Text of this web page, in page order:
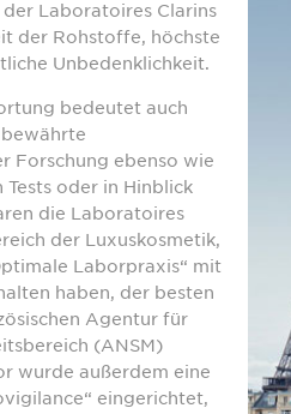
Laboratoires Clarins
der Rohstoffe, höchste
Unbedenklichkeit.
bedeutet auch
Forschung ebenso wie
oder in Hinblick
die Laboratoires
der Luxuskosmetik,
Laborpraxis“ mit
haben, der besten
Agentur für
(ANSM)
wurde außerdem eine
eingerichtet,